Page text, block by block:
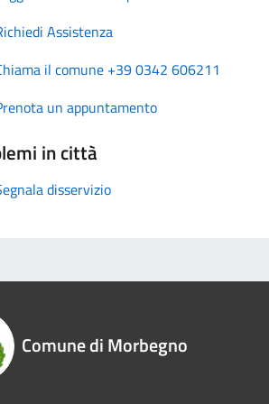
Assistenza
il comune +39 0342 606211
un appuntamento
in città
disservizio
Comune di Morbegno